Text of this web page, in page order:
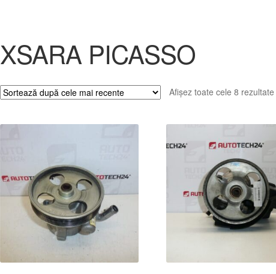
XSARA PICASSO
Afișez toate cele 8 rezultate